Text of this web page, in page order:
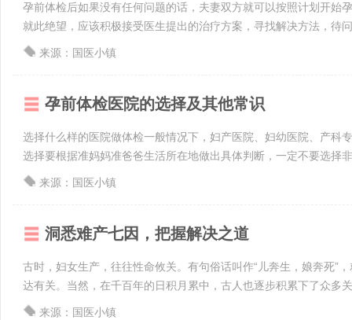
孕前体检后如果没有任何问题的话，夫妻双方就可以按照计划开始
就此绝望，应该积极接受医生提出的治疗方案，寻找解决方法，待
来源：国医小镇
孕前体检医院的选择及其他常识
选择什么样的医院做体检一般情况下，妇产医院、妇幼医院、产科
选择要根据准妈妈准爸爸生活所在地做出具体判断，一定不要选择
来源：国医小镇
洞悉难产七因，把握解决之道
古时，妇女生产，往往性命攸关。有句俗话叫作“儿奔生，娘奔死”
达有关。当然，在千百年的日积月累中，古人也逐步积累下了众多
来源：国医小镇